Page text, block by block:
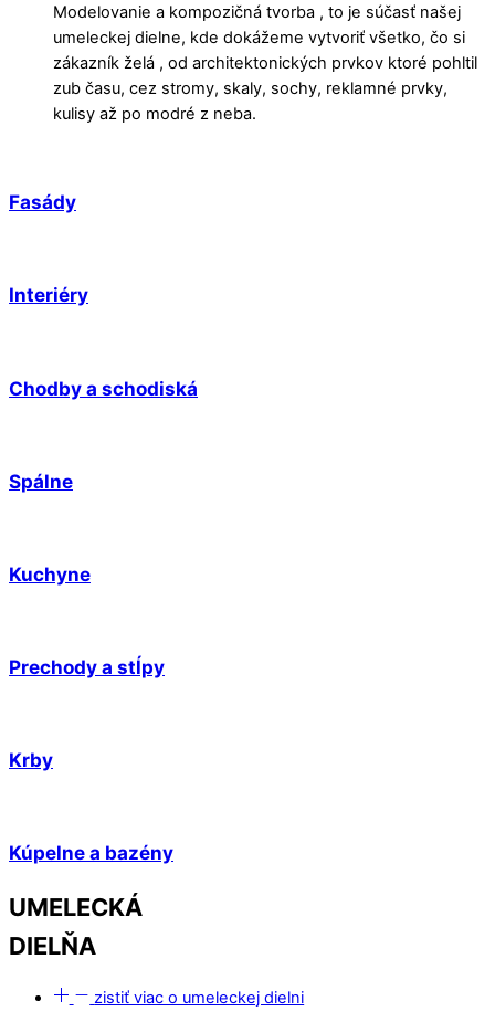
Modelovanie a kompozičná tvorba , to je súčasť našej
umeleckej dielne, kde dokážeme vytvoriť všetko, čo si
zákazník želá , od architektonických prvkov ktoré pohltil
zub času, cez stromy, skaly, sochy, reklamné prvky,
kulisy až po modré z neba.
Fasády
Interiéry
Chodby a schodiská
Spálne
Kuchyne
Prechody a stĺpy
Krby
Kúpelne a bazény
UMELECKÁ
DIELŇA
zistiť viac o umeleckej dielni